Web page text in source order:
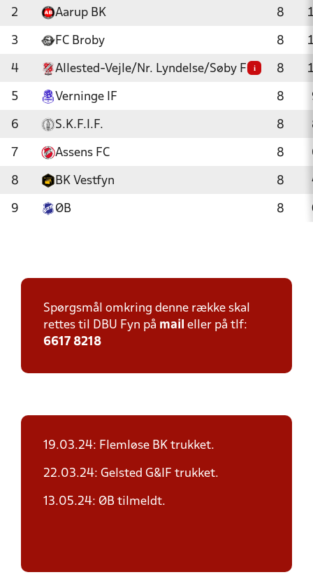
2 Aarup BK 8
3 FC Broby 8
4 Allested-Vejle/Nr. Lyndelse/Søby FC i 8
5 Verninge IF 8
6 S.K.F.I.F. 8
7 Assens FC 8
8 BK Vestfyn 8
9 ØB 8
Spørgsmål omkring denne række skal
rettes til DBU Fyn på mail eller på tlf:
6617 8218
19.03.24: Flemløse BK trukket.
22.03.24: Gelsted G&IF trukket.
13.05.24: ØB tilmeldt.